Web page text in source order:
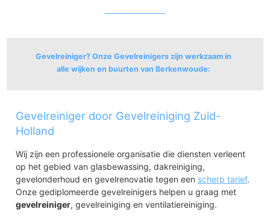
Gevelreiniger? Onze Gevelreinigers zijn werkzaam in
alle wijken en buurten van Berkenwoude:
Berkenwoude
Achterbroek
Gevelreiniger door Gevelreiniging Zuid-
Holland
Wij zijn een professionele organisatie die diensten verleent
op het gebied van glasbewassing, dakreiniging,
gevelonderhoud en gevelrenovatie tegen een scherp tarief.
Onze gediplomeerde gevelreinigers helpen u graag met
gevelreiniger, gevelreiniging en ventilatiereiniging.